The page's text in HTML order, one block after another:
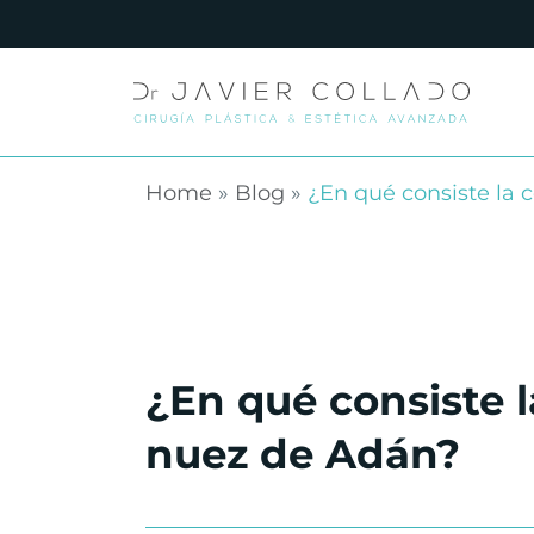
Home » Blog » ¿En qué consiste la
¿En qué consiste
nuez de Adán?